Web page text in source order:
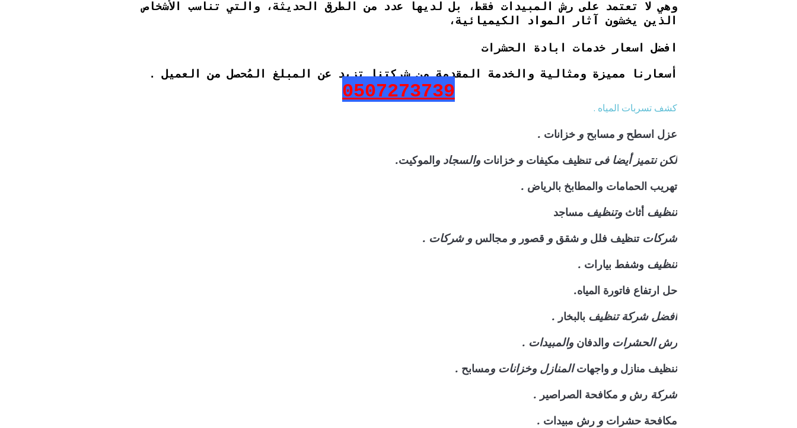
وهي لا تعتمد على رش المبيدات فقط، بل لديها عدد من الطرق الحديثة، والتي تناسب الأشخاص
الذين يخشون آثار المواد الكيميائية،
افضل اسعار خدمات ابادة الحشرات
أسعارنا مميزة ومثالية والخدمة المقدمة من شركتنا تزيد عن المبلغ المُحصل من العميل .
0507273739
كشف تسربات المياه .
عزل اسطح و مسابح و خزانات .
لكن نتميز أيضا فىتنظيف مكيفات و خزانات والسجاد والموكيت.
تهريب الحمامات والمطابخ بالرياض .
تنظيف أثاث وتنظيف مساجد
شركاتتنظيف فلل و شقق و قصور و مجالس و شركات .
تنظيف وشفط بيارات .
حل ارتفاع فاتورة المياه.
افضل شركة تنظيف بالبخار .
رش الحشرات والدفان والمبيدات .
تنظيف منازل و واجهاتالمنازل وخزانات ومسابح .
شركة رش و مكافحة الصراصير .
مكافحة حشرات و رش مبيدات .